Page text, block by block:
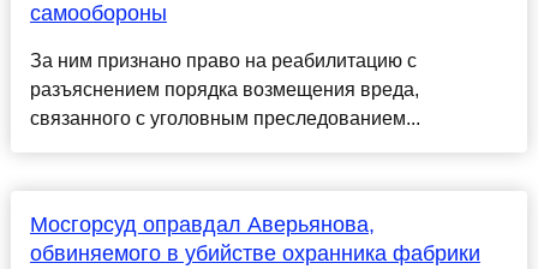
самообороны
За ним признано право на реабилитацию с
разъяснением порядка возмещения вреда,
связанного с уголовным преследованием...
Мосгорсуд оправдал Аверьянова,
обвиняемого в убийстве охранника фабрики